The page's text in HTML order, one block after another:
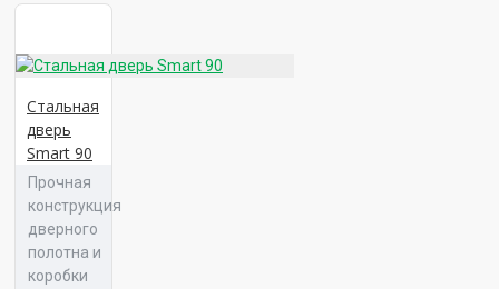
Панель 16 ФК 00
Панель 16 ФК 06
Стальная
дверь
Smart 90
Прочная
конструкция
дверного
полотна и
коробки